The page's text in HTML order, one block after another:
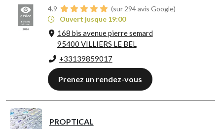
4.9
(sur 294 avis Google)
Ouvert jusque 19:00
168 bis avenue pierre semard
95400 VILLIERS LE BEL
+33139859017
Prenez un rendez-vous
PROPTICAL